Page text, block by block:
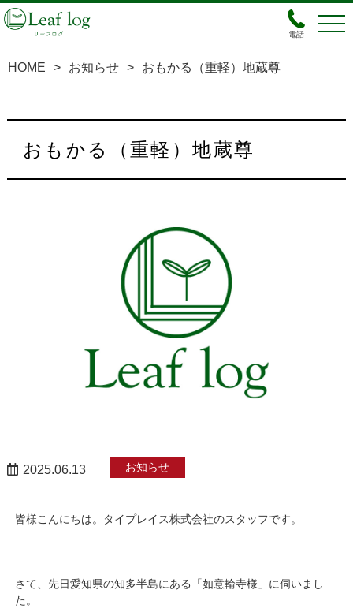
電話
HOME > お知らせ > おもかる（重軽）地蔵尊
おもかる（重軽）地蔵尊
2025.06.13 お知らせ
皆様こんにちは。タイプレイス株式会社のスタッフです。
さて、先日愛知県の知多半島にある「如意輪寺様」に伺いまし
た。